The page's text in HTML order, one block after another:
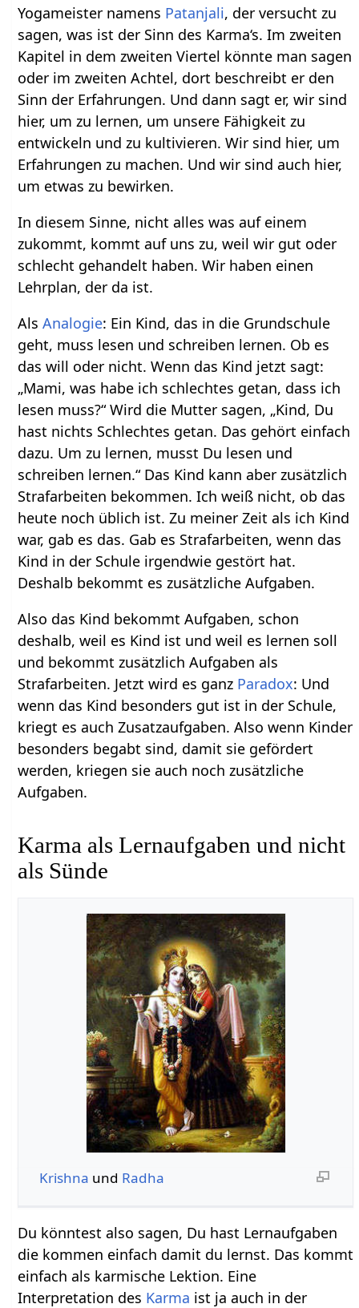
Yogameister namens Patanjali, der versucht zu
sagen, was ist der Sinn des Karma‘s. Im zweiten
Kapitel in dem zweiten Viertel könnte man sagen
oder im zweiten Achtel, dort beschreibt er den
Sinn der Erfahrungen. Und dann sagt er, wir sind
hier, um zu lernen, um unsere Fähigkeit zu
entwickeln und zu kultivieren. Wir sind hier, um
Erfahrungen zu machen. Und wir sind auch hier,
um etwas zu bewirken.
In diesem Sinne, nicht alles was auf einem
zukommt, kommt auf uns zu, weil wir gut oder
schlecht gehandelt haben. Wir haben einen
Lehrplan, der da ist.
AlsAnalogie: Ein Kind, das in die Grundschule
geht, muss lesen und schreiben lernen. Ob es
das will oder nicht. Wenn das Kind jetzt sagt:
„Mami, was habe ich schlechtes getan, dass ich
lesen muss?“ Wird die Mutter sagen, „Kind, Du
hast nichts Schlechtes getan. Das gehört einfach
dazu. Um zu lernen, musst Du lesen und
schreiben lernen.“ Das Kind kann aber zusätzlich
Strafarbeiten bekommen. Ich weiß nicht, ob das
heute noch üblich ist. Zu meiner Zeit als ich Kind
war, gab es das. Gab es Strafarbeiten, wenn das
Kind in der Schule irgendwie gestört hat.
Deshalb bekommt es zusätzliche Aufgaben.
Also das Kind bekommt Aufgaben, schon
deshalb, weil es Kind ist und weil es lernen soll
und bekommt zusätzlich Aufgaben als
Strafarbeiten. Jetzt wird es ganz Paradox: Und
wenn das Kind besonders gut ist in der Schule,
kriegt es auch Zusatzaufgaben. Also wenn Kinder
besonders begabt sind, damit sie gefördert
werden, kriegen sie auch noch zusätzliche
Aufgaben.
Karma als Lernaufgaben und nicht
als Sünde
Krishna und Radha
Du könntest also sagen, Du hast Lernaufgaben
die kommen einfach damit du lernst. Das kommt
einfach als karmische Lektion. Eine
Interpretation des Karma ist ja auch in der